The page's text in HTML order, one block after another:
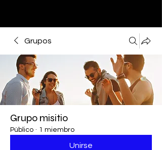
Grupos
Grupo misitio
Público · 1 miembro
Unirse